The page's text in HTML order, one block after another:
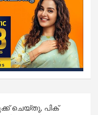
ചെയ്തു, പിക്